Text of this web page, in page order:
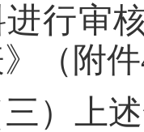
行审
（附件
三）上